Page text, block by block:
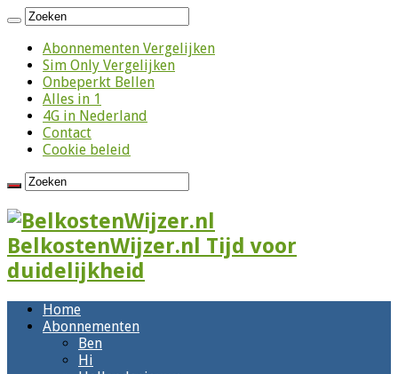
Abonnementen Vergelijken
Sim Only Vergelijken
Onbeperkt Bellen
Alles in 1
4G in Nederland
Contact
Cookie beleid
BelkostenWijzer.nl Tijd voor
duidelijkheid
Home
Abonnementen
Ben
Hi